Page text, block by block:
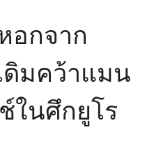
อกจาก
ดิมคว้าแมน
ในศึกยูโร